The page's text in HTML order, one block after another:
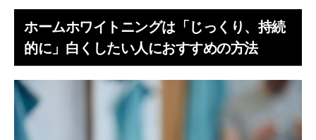
白さを実感できるのは「2週間後」が目安
どれくらい白くなる？目標達成までの期間
【ホーム vs オフィス】あなたに向いているホワイ
トニングはどっち？
ホームホワイトニングは「じっくり、持続
的に」白くしたい人におすすめの方法